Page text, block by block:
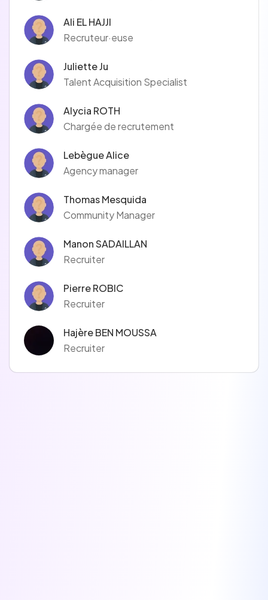
Ali EL HAJJI
Recruteur·euse
Juliette Ju
Talent Acquisition Specialist
Alycia ROTH
Chargée de recrutement
Lebègue Alice
Agency manager
Thomas Mesquida
Community Manager
Manon SADAILLAN
Recruiter
Pierre ROBIC
Recruiter
Hajère BEN MOUSSA
Recruiter